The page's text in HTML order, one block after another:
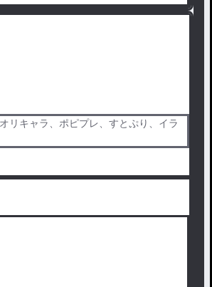
リキャラ、ポピプレ、すとぷり、イラ